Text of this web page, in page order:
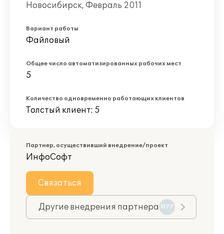
Новосибирск, Февраль 2011
Вариант работы
Файловый
Общее число автоматизированных рабочих мест
5
Количество одновременно работающих клиентов
Толстый клиент: 5
Партнер, осуществивший внедрение/проект
ИнфоСофт
Связаться
Другие внедрения партнера 1177